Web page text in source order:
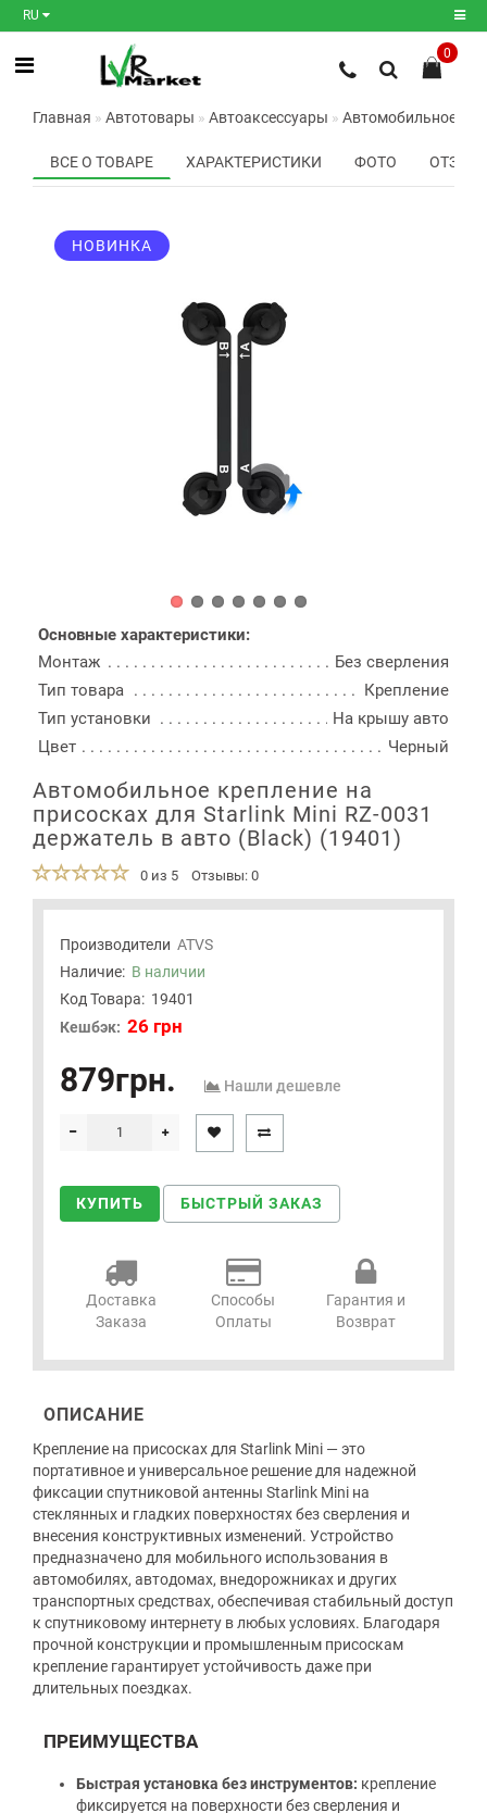
RU
Регистрация
Авторизация
Мои
закладки0
0
Главная Автотовары Автоаксессуары Автомобильное
ВСЕ О ТОВАРЕ ХАРАКТЕРИСТИКИ ФОТО
НОВИНКА
Основные характеристики:
Монтаж
Без сверления
Тип товара
Крепление
Тип установки
На крышу авто
Цвет
Черный
Автомобильное крепление на
присосках для Starlink Mini RZ-0031
держатель в авто (Black) (19401)
0 из 5 Отзывы: 0
Производители ATVS
Наличие: В наличии
Код Товара: 19401
Кешбэк: 26 грн
879грн. Нашли дешевле
КУПИТЬ БЫСТРЫЙ ЗАКАЗ
Доставка
Заказа
Способы
Оплаты
Гарантия и
Возврат
ОПИСАНИЕ
Крепление на присосках для Starlink Mini — это
портативное и универсальное решение для надежной
фиксации спутниковой антенны Starlink Mini на
стеклянных и гладких поверхностях без сверления и
внесения конструктивных изменений. Устройство
предназначено для мобильного использования в
автомобилях, автодомах, внедорожниках и других
транспортных средствах, обеспечивая стабильный доступ
к спутниковому интернету в любых условиях. Благодаря
прочной конструкции и промышленным присоскам
крепление гарантирует устойчивость даже при
длительных поездках.
ПРЕИМУЩЕСТВА
Быстрая установка без инструментов: крепление
фиксируется на поверхности без сверления и